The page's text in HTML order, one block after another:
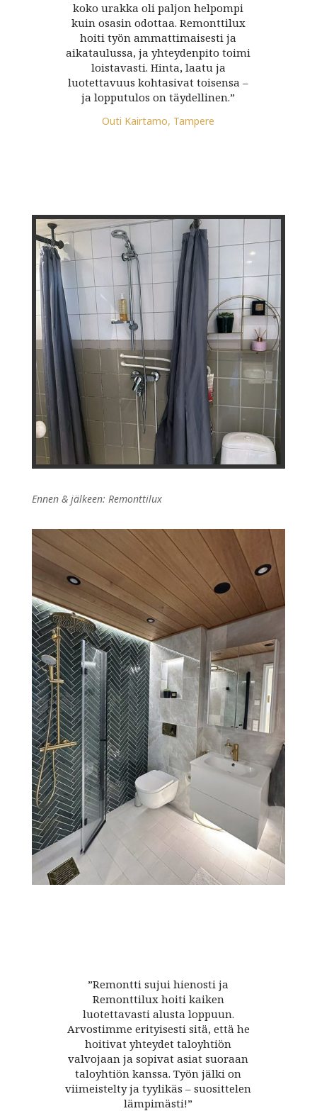
koko urakka oli paljon helpompi
kuin osasin odottaa. Remonttilux
hoiti työn ammattimaisesti ja
aikataulussa, ja yhteydenpito toimi
loistavasti. Hinta, laatu ja
luotettavuus kohtasivat toisensa –
ja lopputulos on täydellinen.”
Outi Kairtamo, Tampere
Ennen & jälkeen: Remonttilux
”Remontti sujui hienosti ja
Remonttilux hoiti kaiken
luotettavasti alusta loppuun.
Arvostimme erityisesti sitä, että he
hoitivat yhteydet taloyhtiön
valvojaan ja sopivat asiat suoraan
taloyhtiön kanssa. Työn jälki on
viimeistelty ja tyylikäs – suosittelen
lämpimästi!”